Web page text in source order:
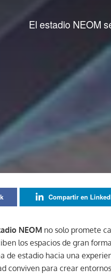
El estadio NEOM
Compartir en
NEOM no solo promete
los espacios de gran
de estadio hacia una
conviven para crear